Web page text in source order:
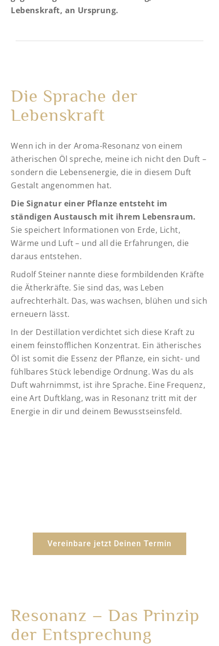
Lebenskraft, an Ursprung.
Die Sprache der
Lebenskraft
Wenn ich in der Aroma-Resonanz von einem
ätherischen Öl spreche, meine ich nicht den Duft –
sondern die Lebensenergie, die in diesem Duft
Gestalt angenommen hat.
Die Signatur einer Pflanze entsteht im
ständigen Austausch mit ihrem Lebensraum.
Sie speichert Informationen von Erde, Licht,
Wärme und Luft – und all die Erfahrungen, die
daraus entstehen.
Rudolf Steiner nannte diese formbildenden Kräfte
die Ätherkräfte. Sie sind das, was Leben
aufrechterhält. Das, was wachsen, blühen und sich
erneuern lässt.
In der Destillation verdichtet sich diese Kraft zu
einem feinstofflichen Konzentrat. Ein ätherisches
Öl ist somit die Essenz der Pflanze, ein sicht- und
fühlbares Stück lebendige Ordnung. Was du als
Duft wahrnimmst, ist ihre Sprache. Eine Frequenz,
eine Art Duftklang, was in Resonanz tritt mit der
Energie in dir und deinem Bewusstseinsfeld.
Vereinbare jetzt Deinen Termin
Resonanz – Das Prinzip
der Entsprechung